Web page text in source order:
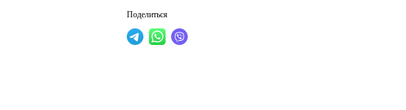
Поделиться